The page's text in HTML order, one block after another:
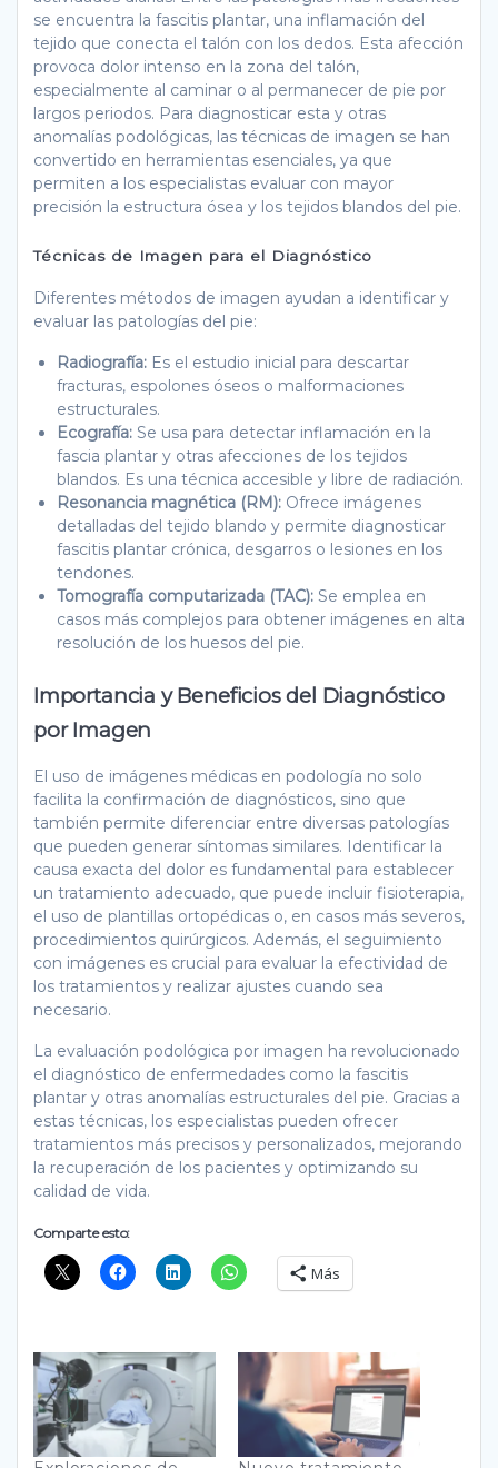
se encuentra la fascitis plantar, una inflamación del
tejido que conecta el talón con los dedos. Esta afección
provoca dolor intenso en la zona del talón,
especialmente al caminar o al permanecer de pie por
largos periodos. Para diagnosticar esta y otras
anomalías podológicas, las técnicas de imagen se han
convertido en herramientas esenciales, ya que
permiten a los especialistas evaluar con mayor
precisión la estructura ósea y los tejidos blandos del pie.
Técnicas de Imagen para el Diagnóstico
Diferentes métodos de imagen ayudan a identificar y
evaluar las patologías del pie:
Radiografía: Es el estudio inicial para descartar
fracturas, espolones óseos o malformaciones
estructurales.
Ecografía: Se usa para detectar inflamación en la
fascia plantar y otras afecciones de los tejidos
blandos. Es una técnica accesible y libre de radiación.
Resonancia magnética (RM): Ofrece imágenes
detalladas del tejido blando y permite diagnosticar
fascitis plantar crónica, desgarros o lesiones en los
tendones.
Tomografía computarizada (TAC): Se emplea en
casos más complejos para obtener imágenes en alta
resolución de los huesos del pie.
Importancia y Beneficios del Diagnóstico
por Imagen
El uso de imágenes médicas en podología no solo
facilita la confirmación de diagnósticos, sino que
también permite diferenciar entre diversas patologías
que pueden generar síntomas similares. Identificar la
causa exacta del dolor es fundamental para establecer
un tratamiento adecuado, que puede incluir fisioterapia,
el uso de plantillas ortopédicas o, en casos más severos,
procedimientos quirúrgicos. Además, el seguimiento
con imágenes es crucial para evaluar la efectividad de
los tratamientos y realizar ajustes cuando sea
necesario.
La evaluación podológica por imagen ha revolucionado
el diagnóstico de enfermedades como la fascitis
plantar y otras anomalías estructurales del pie. Gracias a
estas técnicas, los especialistas pueden ofrecer
tratamientos más precisos y personalizados, mejorando
la recuperación de los pacientes y optimizando su
calidad de vida.
Comparte esto:
Más